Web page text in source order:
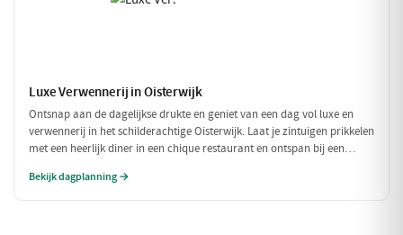
Luxe Verwennerij in Oisterwijk
Ontsnap aan de dagelijkse drukte en geniet van een dag vol luxe en
verwennerij in het schilderachtige Oisterwijk. Laat je zintuigen prikkelen
met een heerlijk diner in een chique restaurant en ontspan bij een
in de watten te leggen.
Bekijk dagplanning →